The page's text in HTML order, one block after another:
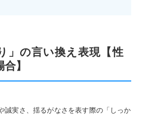
」の言い換え表現【性
】
誠実さ、揺るがなさを表す際の「しっか